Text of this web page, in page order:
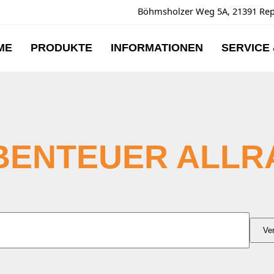
Böhmsholzer Weg 5A, 21391
PRODUKTE INFORMATIONEN SERVICE